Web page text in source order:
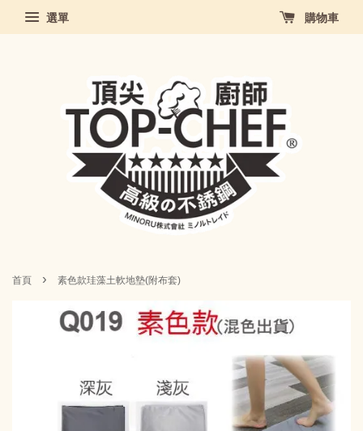
選單 購物車
首頁 › 素色款珪藻土軟地墊(附布套)